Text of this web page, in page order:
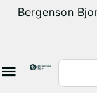
Bergenson